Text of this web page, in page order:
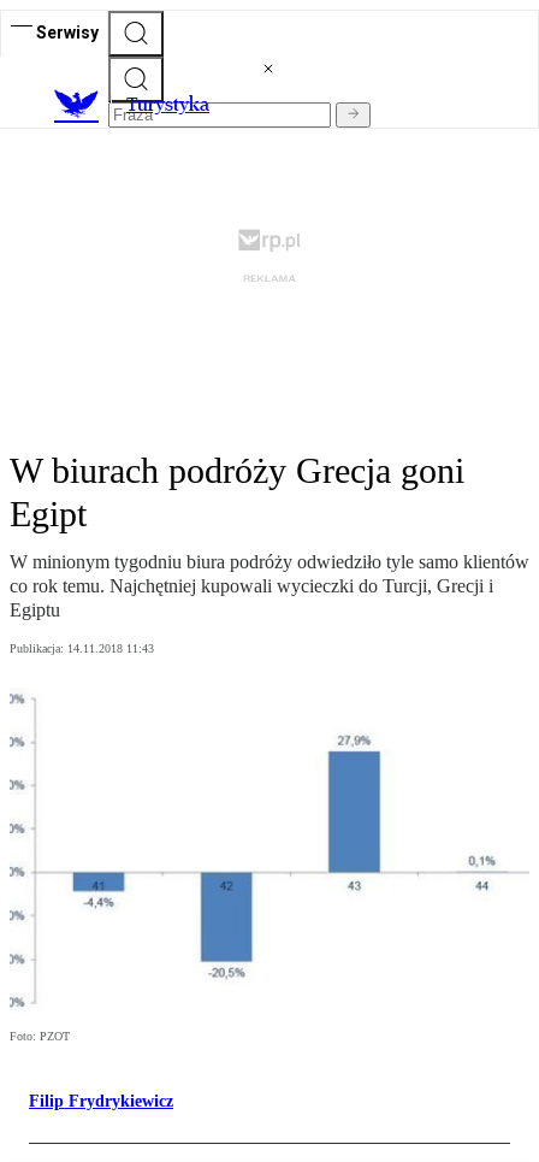
Serwisy
Turystyka
W biurach podróży Grecja goni
Egipt
W minionym tygodniu biura podróży odwiedziło tyle samo klientów
co rok temu. Najchętniej kupowali wycieczki do Turcji, Grecji i
Egiptu
Publikacja: 14.11.2018 11:43
Foto: PZOT
Filip Frydrykiewicz